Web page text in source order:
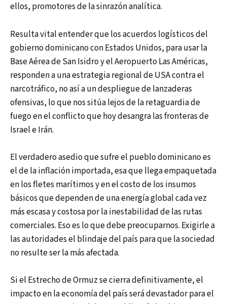
ellos, promotores de la sinrazón analítica.
Resulta vital entender que los acuerdos logísticos del
gobierno dominicano con Estados Unidos, para usar la
Base Aérea de San Isidro y el Aeropuerto Las Américas,
responden a una estrategia regional de USA contra el
narcotráfico, no así a un despliegue de lanzaderas
ofensivas, lo que nos sitúa lejos de la retaguardia de
fuego en el conflicto que hoy desangra las fronteras de
Israel e Irán.
El verdadero asedio que sufre el pueblo dominicano es
el de la inflación importada, esa que llega empaquetada
en los fletes marítimos y en el costo de los insumos
básicos que dependen de una energía global cada vez
más escasa y costosa por la inestabilidad de las rutas
comerciales. Eso es lo que debe preocuparnos. Exigirle a
las autoridades el blindaje del país para que la sociedad
no resulte ser la más afectada.
Si el Estrecho de Ormuz se cierra definitivamente, el
impacto en la economía del país será devastador para el